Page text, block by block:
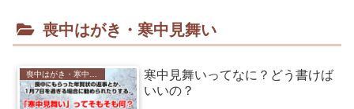
喪中はがき・寒中見舞い
喪中はがき・寒中見舞い
寒中見舞いってなに？どう書けば
いいの？